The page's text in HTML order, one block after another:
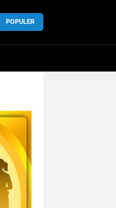
POPULER